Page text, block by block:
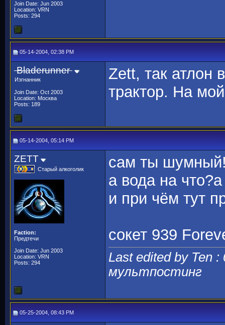
Join Date: Jun 2003
Location: VRN
Posts: 294
05-14-2004, 02:38 PM
Bladerunner
Изгнанник
Join Date: Oct 2003
Location: Москва
Posts: 189
Zett, так атлон
трактор. На
05-14-2004, 05:14 PM
ZETT
Старый алкоголик
Faction:
Предтечи
Join Date: Jun 2003
Location: VRN
Posts: 294
cам ты
а вода на
и при чём тут
сокет 939
Last edited by Ten
мультпостинг
05-25-2004, 08:43 PM